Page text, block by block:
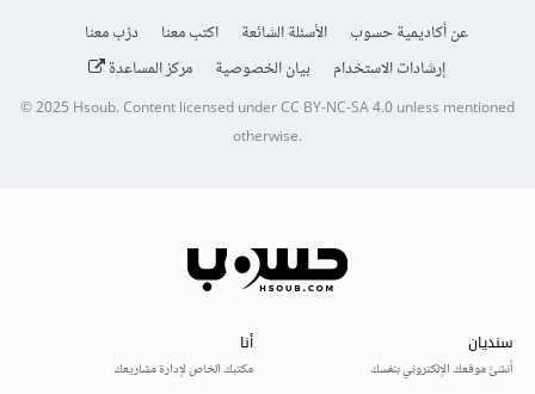
عن أكاديمية حسوب الأسئلة الشائعة اكتب معنا
درّب معنا
إرشادات الاستخدام
بيان الخصوصية مركز المساعدة
© 2025Hsoub.Content licensed underCC BY-NC-SA 4.0unless mentioned
otherwise.